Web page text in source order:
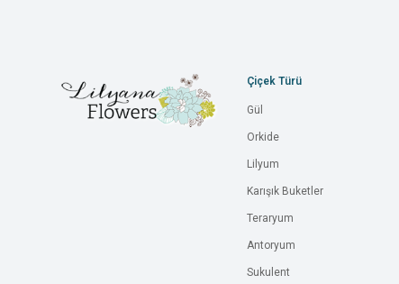
Çiçek Türü
Gül
Orkide
Lilyum
Karışık Buketler
Teraryum
Antoryum
Sukulent